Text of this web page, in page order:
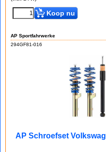
Koop nu
AP Sportfahrwerke
294GF81-016
AP Schroefset